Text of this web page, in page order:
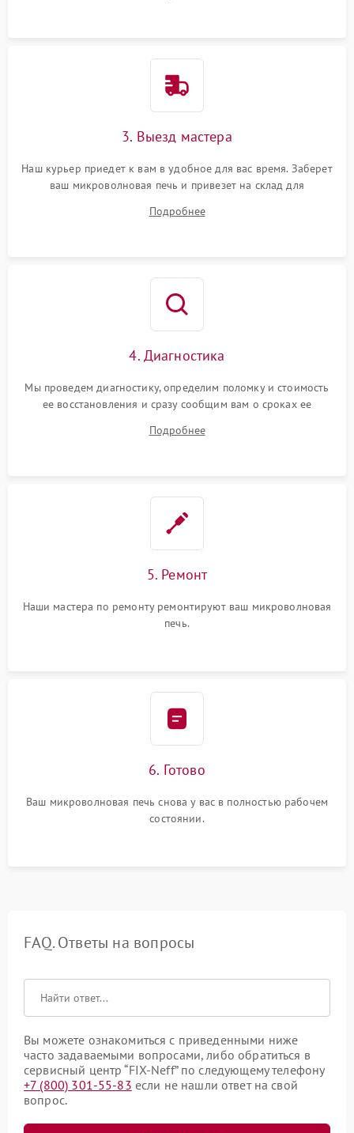
3. Выезд мастера
Наш курьер приедет к вам в удобное для вас время. Заберет
ваш микроволновая печь и привезет на склад для
Подробнее
4. Диагностика
Мы проведем диагностику, определим поломку и стоимость
ее восстановления и сразу сообщим вам о сроках ее
Подробнее
5. Ремонт
Наши мастера по ремонту ремонтируют ваш микроволновая
печь.
6. Готово
Ваш микроволновая печь снова у вас в полностью рабочем
состоянии.
FAQ. Ответы на вопросы
Вы можете ознакомиться с приведенными ниже
часто задаваемыми вопросами, либо обратиться в
сервисный центр “FIX-Neff” по следующему телефону
+7 (800) 301-55-83 если не нашли ответ на свой
вопрос.